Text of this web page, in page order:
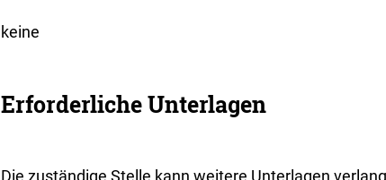
keine
Erforderliche Unterlagen
Die zuständige Stelle kann weitere Unterlagen